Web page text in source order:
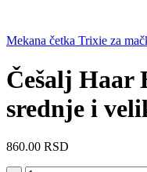
Mekana četka Trixie za
Češalj Haar
srednje i
860.00 RSD